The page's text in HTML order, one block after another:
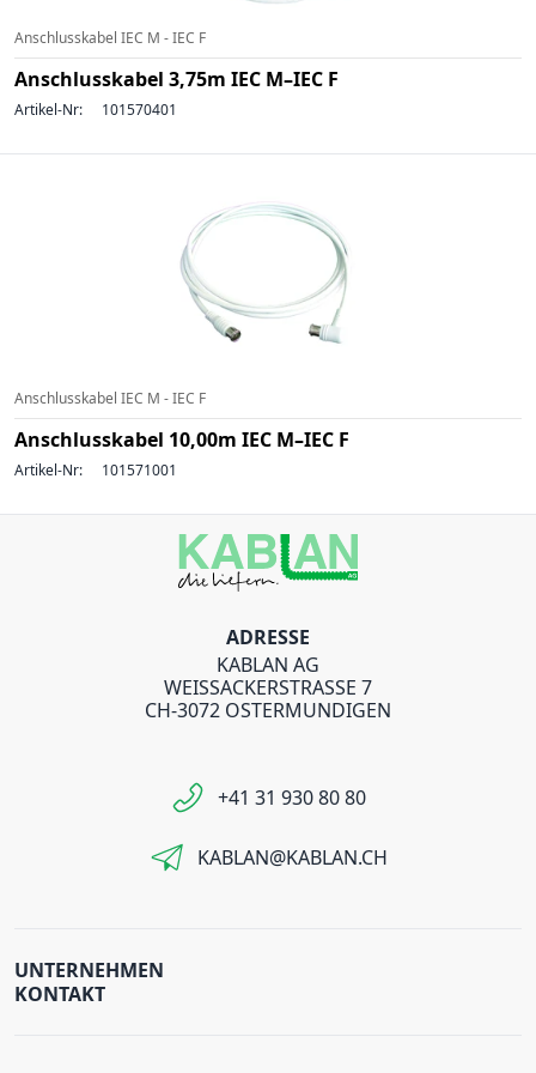
Anschlusskabel IEC M - IEC F
Anschlusskabel 3,75m IEC M–IEC F
Artikel-Nr: 101570401
Anschlusskabel IEC M - IEC F
Anschlusskabel 10,00m IEC M–IEC F
Artikel-Nr: 101571001
ADRESSE
KABLAN AG
WEISSACKERSTRASSE 7
CH-3072 OSTERMUNDIGEN
+41 31 930 80 80
KABLAN@KABLAN.CH
UNTERNEHMEN
KONTAKT